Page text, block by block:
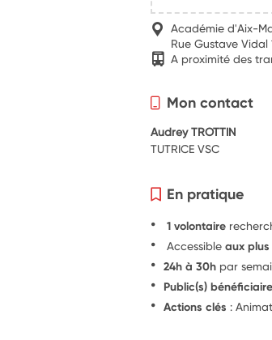
Académie d'Aix-
Rue Gustave Vidal
A proximité des
Mon contact
Audrey TROTTIN
TUTRICE VSC
En pratique
1 volontaire
Accessibleaux
24h à 30h par
Public(s)
Actions clés :